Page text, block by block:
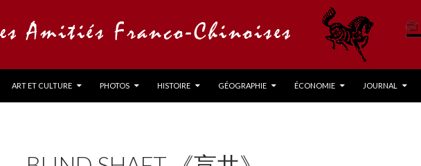
ART ET CULTURE PHOTOS HISTOIRE GÉOGRAPHIE ÉCONOMIE JOURNAL